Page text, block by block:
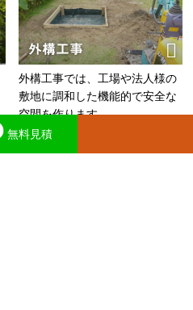
外構工事
外構工事では、工場や法人様の
敷地に調和した機能的で安全な
空間を作ります。
無料見積